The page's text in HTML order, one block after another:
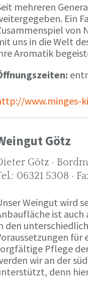
mehreren
Ein
von
uns in die Welt
Aromatik
www.minges-
Götz
Götz ·
06321 5308 ·
Weingut wird
ist auch
den
für
Pflege
wir an der
denn